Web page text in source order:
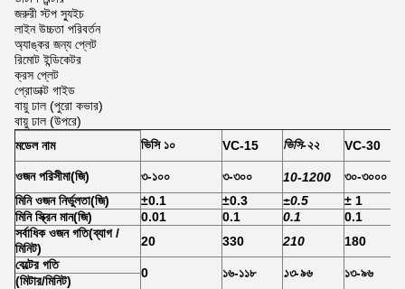
জরুরী স্টপ স্যুইচ
লাইন উচ্চতা পরিবর্তন
অ্যাঙ্কর জন্য প্লেট
রিমোট ইন্ডিকেটর
ক্রস প্লেট
প্রোডাক্ট গাইড
বায়ু ঢাল (পুরো কভার)
বায়ু ঢাল (উপরে)
ভিসি ১০
VC-15 ভিসি-২২ VC-30
মডেল নাম
ওজন পরিসীমা(জি) ৩-১০০ ৩-৩০০ 10-1200
৩০-৩০০০
মিনি ওজন নির্ভুলতা(জি) ±0.1 ±0.3 ±0.5
± 1
মিনি স্ক্রিন মান(জি) 0.01 0.1 0.1
0.1
সর্বাধিক ওজন গতি(ব্যাগ /
মিনিট) 20 330 210
180
বেল্টের গতি
0 ১৬-১১৮ ১৩-৯৬ ১৩-৯৬
(মিটার/মিনিট)